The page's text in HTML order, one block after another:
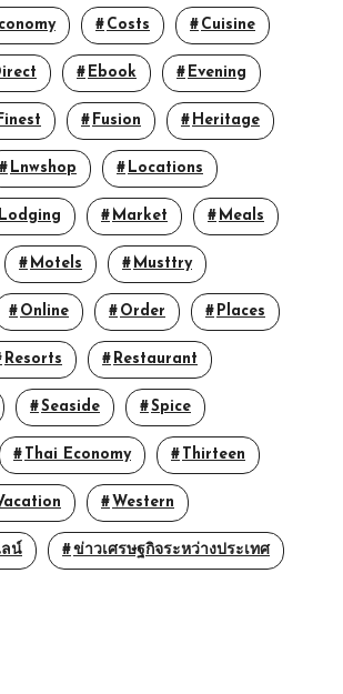
Costs Cuisine
Ebook Evening
Fusion Heritage
Lnwshop Locations
Lodging Market Meals
Motels Musttry
Online Order Places
Resorts Restaurant
Seaside Spice
Thai Economy Thirteen
Western
ลน์ ข่าวเศรษฐกิจระหว่างประเทศ